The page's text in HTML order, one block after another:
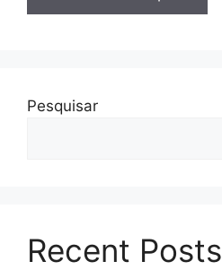
Pesquisar
Recent Posts